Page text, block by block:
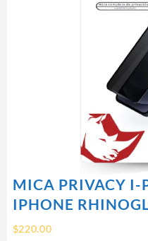
MICA PRIVACY I-
IPHONE
$220.00